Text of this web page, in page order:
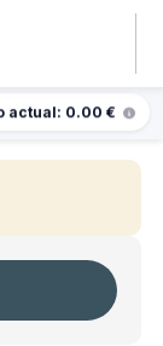
actual: 0.00 €